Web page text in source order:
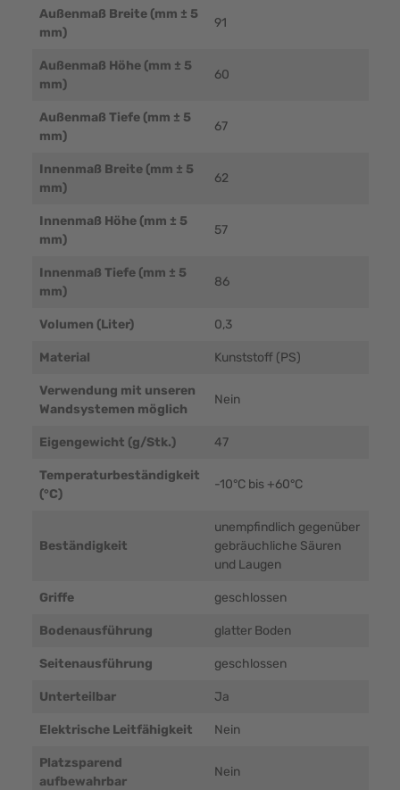
Außenmaß Breite (mm ± 5
mm)
91
Außenmaß Höhe (mm ± 5
mm)
60
Außenmaß Tiefe (mm ± 5
mm)
67
Innenmaß Breite (mm ± 5
mm)
62
Innenmaß Höhe (mm ± 5
mm)
57
Innenmaß Tiefe (mm ± 5
mm)
86
Volumen (Liter) 0,3
Material Kunststoff (PS)
Verwendung mit unseren
Wandsystemen möglich
Nein
Eigengewicht (g/Stk.) 47
Temperaturbeständigkeit
(°C)
-10°C bis +60°C
Beständigkeit
unempfindlich gegenüber
gebräuchliche Säuren
und Laugen
Griffe geschlossen
Bodenausführung glatter Boden
Seitenausführung geschlossen
Unterteilbar Ja
Elektrische Leitfähigkeit Nein
Platzsparend
aufbewahrbar
Nein